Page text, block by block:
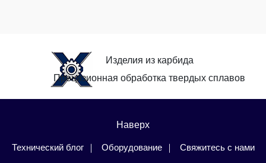
Изделия из карбида
Прецизионная обработка твердых сплавов
Наверх
Технический блог Оборудование Свяжитесь с нами